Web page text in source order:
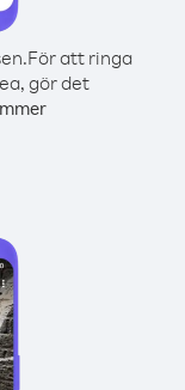
För att ringa
gör det